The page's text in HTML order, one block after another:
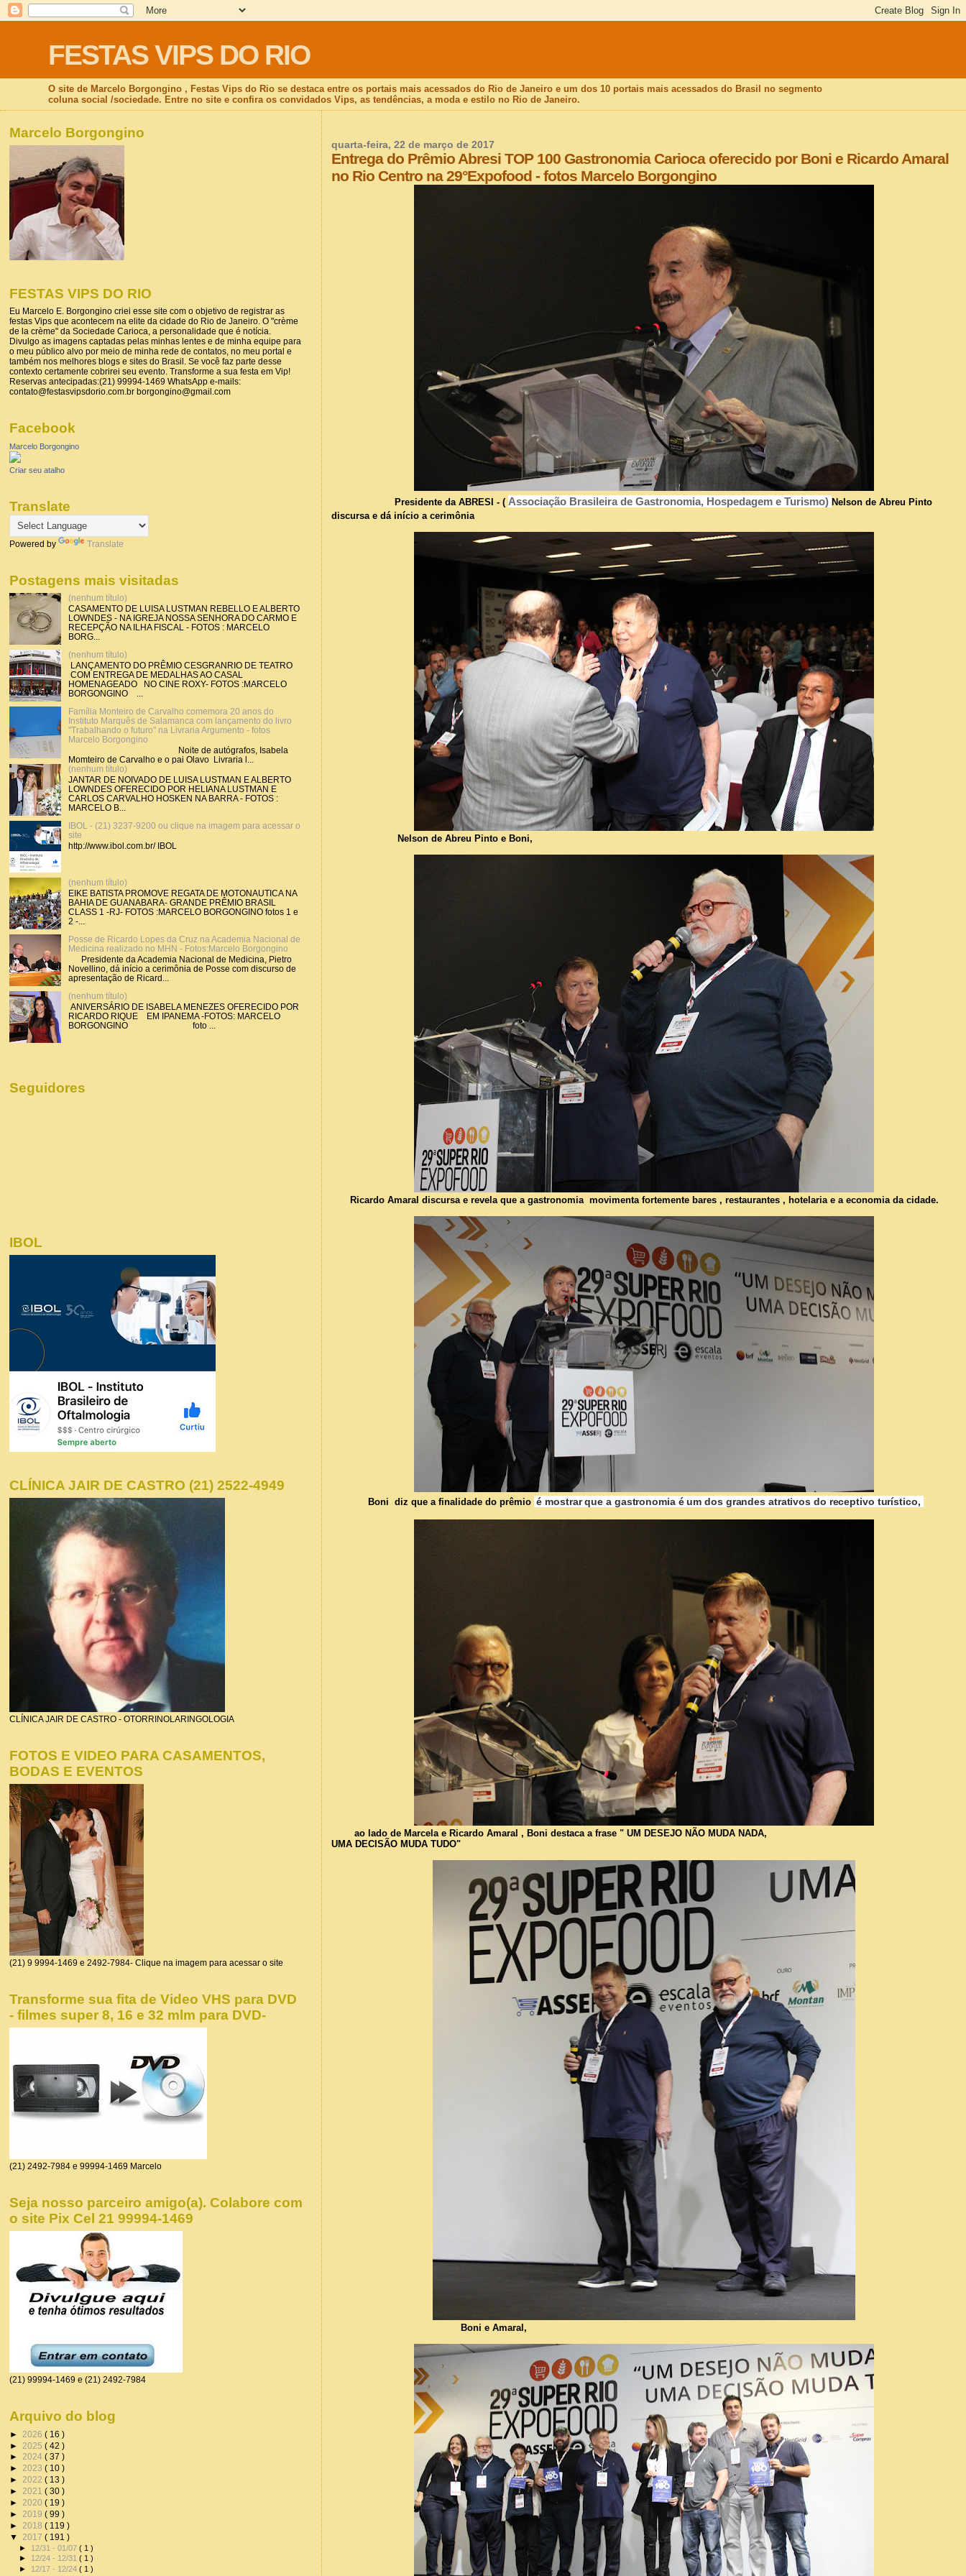
FESTAS VIPS DO RIO
O site de Marcelo Borgongino , Festas Vips do Rio se destaca entre os portais mais acessados do Rio de Janeiro e um dos 10 portais mais acessados do Brasil no segmento
coluna social /sociedade. Entre no site e confira os convidados Vips, as tendências, a moda e estilo no Rio de Janeiro.
quarta-feira, 22 de março de 2017
Entrega do Prêmio Abresi TOP 100 Gastronomia Carioca oferecido por Boni e Ricardo Amaral
no Rio Centro na 29°Expofood - fotos Marcelo Borgongino
Presidente da ABRESI - (Associação Brasileira de Gastronomia, Hospedagem e Turismo)Nelson de Abreu Pinto
discursa e dá início a cerimônia
Nelson de Abreu Pinto e Boni,
Ricardo Amaral discursa e revela que a gastronomia movimenta fortemente bares , restaurantes , hotelaria e a economia da cidade.
Boni diz que a finalidade do prêmio é mostrar que a gastronomia é um dos grandes atrativos do receptivo turístico,
ao lado de Marcela e Ricardo Amaral , Boni destaca a frase " UM DESEJO NÃO MUDA NADA,
UMA DECISÃO MUDA TUDO"
Boni e Amaral,
Marcelo Borgongino
FESTAS VIPS DO RIO
Eu Marcelo E. Borgongino criei esse site com o objetivo de registrar as
festas Vips que acontecem na elite da cidade do Rio de Janeiro. O "crème
de la crème" da Sociedade Carioca, a personalidade que é notícia.
Divulgo as imagens captadas pelas minhas lentes e de minha equipe para
o meu público alvo por meio de minha rede de contatos, no meu portal e
também nos melhores blogs e sites do Brasil. Se você faz parte desse
contexto certamente cobrirei seu evento. Transforme a sua festa em Vip!
Reservas antecipadas:(21) 99994-1469 WhatsApp e-mails:
contato@festasvipsdorio.com.br borgongino@gmail.com
Facebook
Marcelo Borgongino
Criar seu atalho
Translate
Powered by Translate
Postagens mais visitadas
(nenhum título)
CASAMENTO DE LUISA LUSTMAN REBELLO E ALBERTO
LOWNDES - NA IGREJA NOSSA SENHORA DO CARMO E
RECEPÇÃO NA ILHA FISCAL - FOTOS : MARCELO
BORG...
(nenhum título)
LANÇAMENTO DO PRÊMIO CESGRANRIO DE TEATRO
COM ENTREGA DE MEDALHAS AO CASAL
HOMENAGEADO NO CINE ROXY- FOTOS :MARCELO
BORGONGINO ...
Família Monteiro de Carvalho comemora 20 anos do
Instituto Marquês de Salamanca com lançamento do livro
"Trabalhando o futuro" na Livraria Argumento - fotos
Marcelo Borgongino
Noite de autógrafos, Isabela
Momteiro de Carvalho e o pai Olavo Livraria l...
(nenhum título)
JANTAR DE NOIVADO DE LUISA LUSTMAN E ALBERTO
LOWNDES OFERECIDO POR HELIANA LUSTMAN E
CARLOS CARVALHO HOSKEN NA BARRA - FOTOS :
MARCELO B...
IBOL - (21) 3237-9200 ou clique na imagem para acessar o
site
http://www.ibol.com.br/ IBOL
(nenhum título)
EIKE BATISTA PROMOVE REGATA DE MOTONAUTICA NA
BAHIA DE GUANABARA- GRANDE PRÊMIO BRASIL
CLASS 1 -RJ- FOTOS :MARCELO BORGONGINO fotos 1 e
2 -...
Posse de Ricardo Lopes da Cruz na Academia Nacional de
Medicina realizado no MHN - Fotos:Marcelo Borgongino
Presidente da Academia Nacional de Medicina, Pietro
Novellino, dá início a cerimônia de Posse com discurso de
apresentação de Ricard...
(nenhum título)
ANIVERSÁRIO DE ISABELA MENEZES OFERECIDO POR
RICARDO RIQUE EM IPANEMA -FOTOS: MARCELO
BORGONGINO foto ...
Seguidores
IBOL
CLÍNICA JAIR DE CASTRO (21) 2522-4949
CLÍNICA JAIR DE CASTRO - OTORRINOLARINGOLOGIA
FOTOS E VIDEO PARA CASAMENTOS,
BODAS E EVENTOS
(21) 9 9994-1469 e 2492-7984- Clique na imagem para acessar o site
Transforme sua fita de Video VHS para DVD
- filmes super 8, 16 e 32 mlm para DVD-
(21) 2492-7984 e 99994-1469 Marcelo
Seja nosso parceiro amigo(a). Colabore com
o site Pix Cel 21 99994-1469
(21) 99994-1469 e (21) 2492-7984
Arquivo do blog
► 2026 ( 16 )
► 2025 ( 42 )
► 2024 ( 37 )
► 2023 ( 10 )
► 2022 ( 13 )
► 2021 ( 30 )
► 2020 ( 19 )
► 2019 ( 99 )
► 2018 ( 119 )
▼ 2017 ( 191 )
► 12/31 - 01/07( 1 )
► 12/24 - 12/31( 1 )
► 12/17 - 12/24( 1 )